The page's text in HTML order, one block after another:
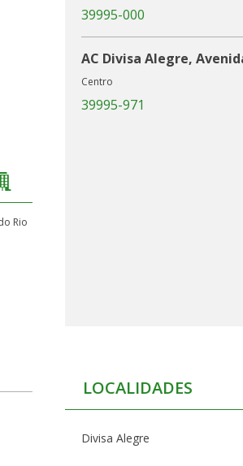
39995-000
AC Divisa Alegre,
Centro
39995-971
LOCALIDADES
Divisa Alegre